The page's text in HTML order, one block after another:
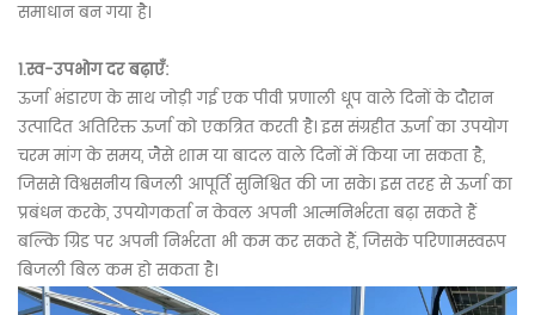
समाधान बन गया है।
1.स्व-उपभोग दर बढ़ाएँ:
ऊर्जा भंडारण के साथ जोड़ी गई एक पीवी प्रणाली धूप वाले दिनों के दौरान
उत्पादित अतिरिक्त ऊर्जा को एकत्रित करती है। इस संग्रहीत ऊर्जा का उपयोग
चरम मांग के समय, जैसे शाम या बादल वाले दिनों में किया जा सकता है,
जिससे विश्वसनीय बिजली आपूर्ति सुनिश्चित की जा सके। इस तरह से ऊर्जा का
प्रबंधन करके, उपयोगकर्ता न केवल अपनी आत्मनिर्भरता बढ़ा सकते हैं
बल्कि ग्रिड पर अपनी निर्भरता भी कम कर सकते हैं, जिसके परिणामस्वरूप
बिजली बिल कम हो सकता है।